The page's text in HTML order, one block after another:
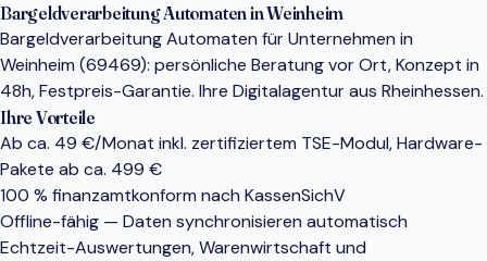
Bargeldverarbeitung Automaten in Weinheim
Bargeldverarbeitung Automaten für Unternehmen in
Weinheim (69469): persönliche Beratung vor Ort, Konzept in
48h, Festpreis-Garantie. Ihre Digitalagentur aus Rheinhessen.
Ihre Vorteile
Ab ca. 49 €/Monat inkl. zertifiziertem TSE-Modul, Hardware-
Pakete ab ca. 499 €
100 % finanzamtkonform nach KassenSichV
Offline-fähig — Daten synchronisieren automatisch
Echtzeit-Auswertungen, Warenwirtschaft und